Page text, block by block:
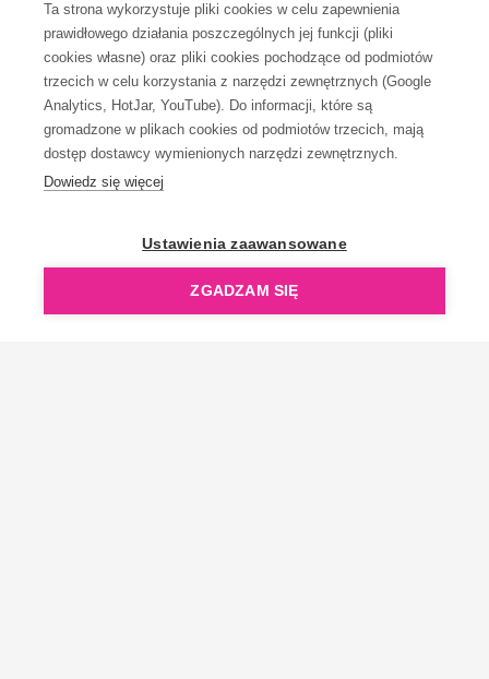
Ta strona wykorzystuje pliki cookies w celu zapewnienia
prawidłowego działania poszczególnych jej funkcji (pliki
cookies własne) oraz pliki cookies pochodzące od podmiotów
trzecich w celu korzystania z narzędzi zewnętrznych (Google
Analytics, HotJar, YouTube). Do informacji, które są
gromadzone w plikach cookies od podmiotów trzecich, mają
dostęp dostawcy wymienionych narzędzi zewnętrznych.
Dowiedz się więcej
Ustawienia zaawansowane
ZGADZAM SIĘ
KONTAKT
OpenGift jest częścią ReflectGroup.